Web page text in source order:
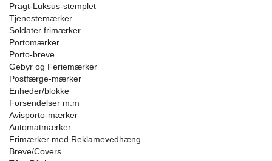
Pragt-Luksus-stemplet
Tjenestemærker
Soldater frimærker
Portomærker
Porto-breve
Gebyr og Feriemærker
Postfærge-mærker
Enheder/blokke
Forsendelser m.m
Avisporto-mærker
Automatmærker
Frimærker med Reklamevedhæng
Breve/Covers